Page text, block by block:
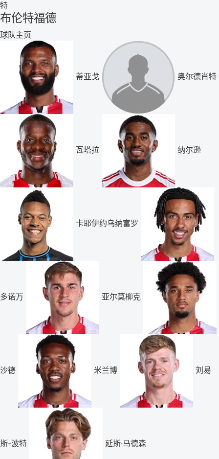
特
布伦特福德
球队主页
蒂亚戈 奥尔德肖特
瓦塔拉 纳尔逊
卡耶伊约乌纳富罗
多诺万 亚尔莫柳克
沙德 米兰博 刘易
斯-波特 延斯·马德森